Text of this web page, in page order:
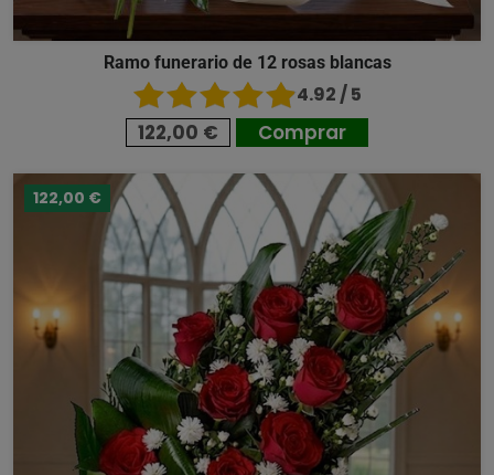
Ramo funerario de 12 rosas blancas
4.92 / 5
122,00 € Comprar
122,00 €